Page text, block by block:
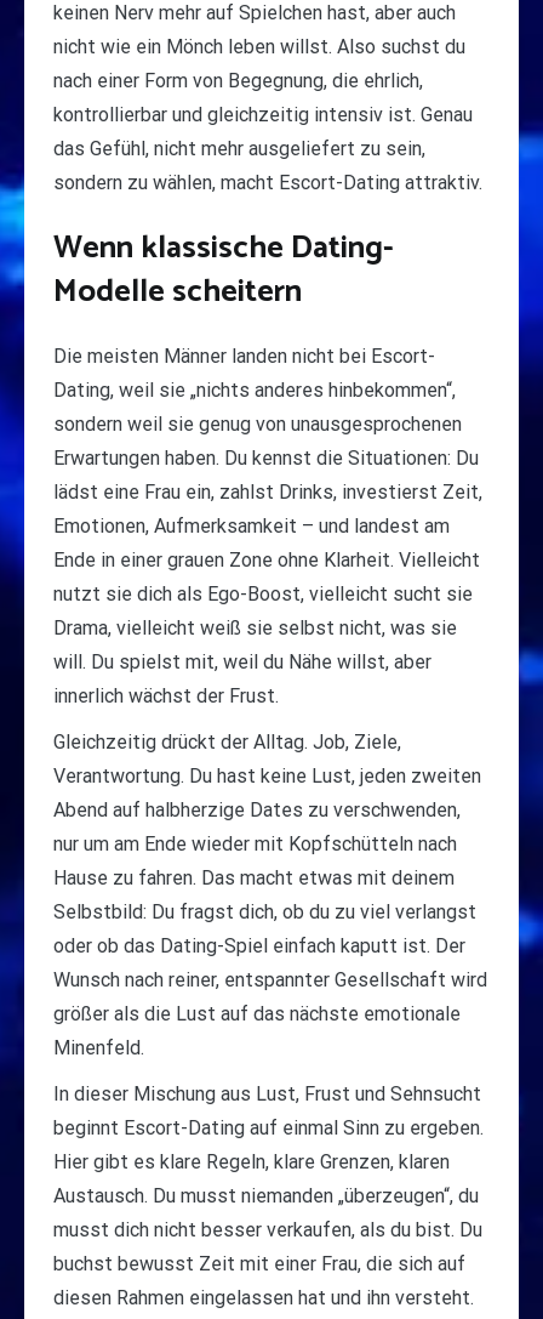
keinen Nerv mehr auf Spielchen hast, aber auch
nicht wie ein Mönch leben willst. Also suchst du
nach einer Form von Begegnung, die ehrlich,
kontrollierbar und gleichzeitig intensiv ist. Genau
das Gefühl, nicht mehr ausgeliefert zu sein,
sondern zu wählen, macht Escort-Dating attraktiv.
Wenn klassische Dating-
Modelle scheitern
Die meisten Männer landen nicht bei Escort-
Dating, weil sie „nichts anderes hinbekommen“,
sondern weil sie genug von unausgesprochenen
Erwartungen haben. Du kennst die Situationen: Du
lädst eine Frau ein, zahlst Drinks, investierst Zeit,
Emotionen, Aufmerksamkeit – und landest am
Ende in einer grauen Zone ohne Klarheit. Vielleicht
nutzt sie dich als Ego-Boost, vielleicht sucht sie
Drama, vielleicht weiß sie selbst nicht, was sie
will. Du spielst mit, weil du Nähe willst, aber
innerlich wächst der Frust.
Gleichzeitig drückt der Alltag. Job, Ziele,
Verantwortung. Du hast keine Lust, jeden zweiten
Abend auf halbherzige Dates zu verschwenden,
nur um am Ende wieder mit Kopfschütteln nach
Hause zu fahren. Das macht etwas mit deinem
Selbstbild: Du fragst dich, ob du zu viel verlangst
oder ob das Dating-Spiel einfach kaputt ist. Der
Wunsch nach reiner, entspannter Gesellschaft wird
größer als die Lust auf das nächste emotionale
Minenfeld.
In dieser Mischung aus Lust, Frust und Sehnsucht
beginnt Escort-Dating auf einmal Sinn zu ergeben.
Hier gibt es klare Regeln, klare Grenzen, klaren
Austausch. Du musst niemanden „überzeugen“, du
musst dich nicht besser verkaufen, als du bist. Du
buchst bewusst Zeit mit einer Frau, die sich auf
diesen Rahmen eingelassen hat und ihn versteht.